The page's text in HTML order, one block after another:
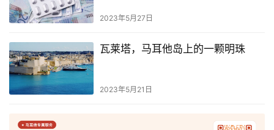
2023年5月27日
瓦莱塔，马耳他岛上的一颗明珠
2023年5月21日